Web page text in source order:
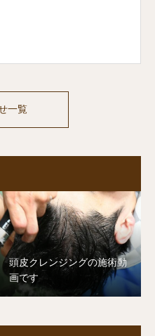
一覧
頭皮クレンジングの施術動
画です